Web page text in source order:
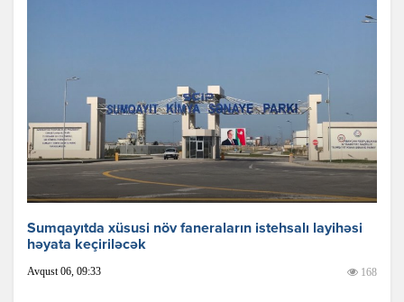
Sumqayıtda xüsusi növ faneraların istehsalı layihəsi
həyata keçiriləcək
Avqust 06, 09:33 168